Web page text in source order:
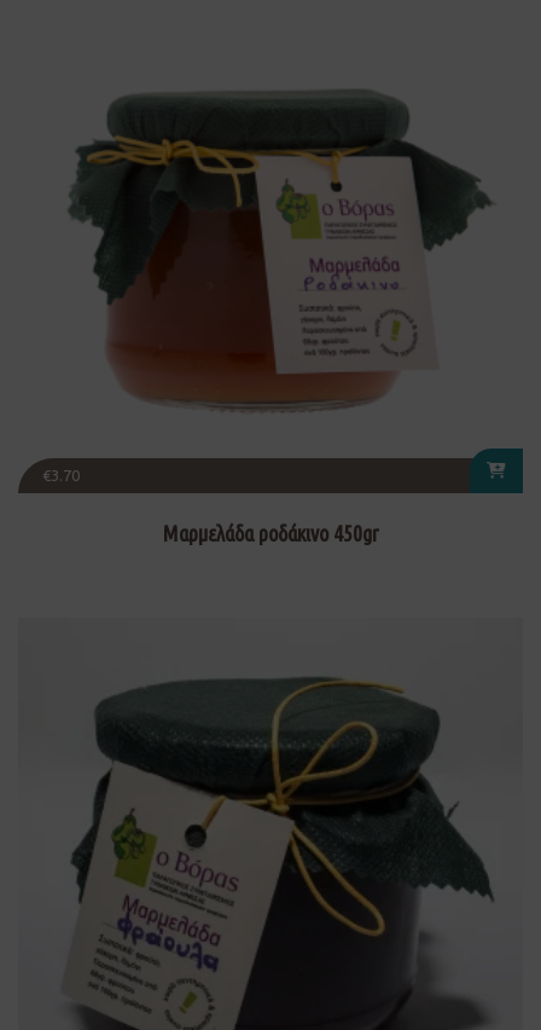
€3.70
Μαρμελάδα ροδάκινο 450gr